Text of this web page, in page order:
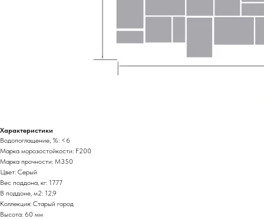
Характеристики
Водопоглащение, %: <6
Марка морозостойкости: F200
Марка прочности: М350
Цвет: Серый
Вес поддона, кг: 1777
В поддоне, м2: 12,9
Коллекция: Старый город
Высота: 60 мм